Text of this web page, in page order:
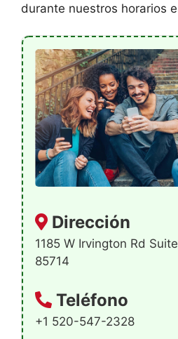
durante nuestros horarios
Dirección
1185 W Irvington Rd
85714
Teléfono
+1 520-547-2328